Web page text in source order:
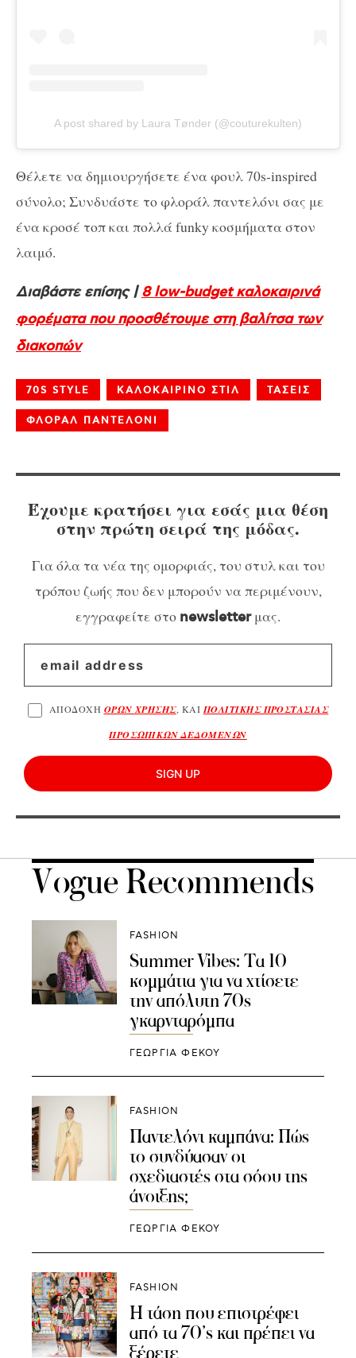
A post shared by Laura Tønder (@couturekulten)
Θέλετε να δημιουργήσετε ένα φουλ 70s-inspired
σύνολο; Συνδυάστε το φλοράλ παντελόνι σας με
ένα κροσέ τοπ και πολλά funky κοσμήματα στον
λαιμό.
Διαβάστε επίσης |8 low-budget καλοκαιρινά
φορέματα που προσθέτουμε στη βαλίτσα των
διακοπών
70S STYLE ΚΑΛΟΚΑΙΡΙΝΟ ΣΤΙΛ ΤΑΣΕΙΣ
ΦΛΟΡΑΛ ΠΑΝΤΕΛΟΝΙ
Έχουμε κρατήσει για εσάς μια θέση
στην πρώτη σειρά της μόδας.
Για όλα τα νέα της ομορφιάς, του στυλ και του
τρόπου ζωής που δεν μπορούν να περιμένουν,
εγγραφείτε στο newsletterμας.
ΑΠΟΔΟΧΗ ΟΡΩΝ ΧΡΗΣΗΣ, ΚΑΙ ΠΟΛΙΤΙΚΗΣ ΠΡΟΣΤΑΣΙΑΣ
ΠΡΟΣΩΠΙΚΩΝ ΔΕΔΟΜΕΝΩΝ
SIGN UP
Vogue Recommends
FASHION
Summer Vibes: Τα 10
κομμάτια για να χτίσετε
την απόλυτη 70s
γκαρνταρόμπα
ΓΕΩΡΓΙΑ ΦΕΚΟΥ
FASHION
Παντελόνι καμπάνα: Πώς
το συνδύασαν οι
σχεδιαστές στα σόου της
άνοιξης;
ΓΕΩΡΓΙΑ ΦΕΚΟΥ
FASHION
Η τάση που επιστρέφει
από τα 70’s και πρέπει να
ξέρετε